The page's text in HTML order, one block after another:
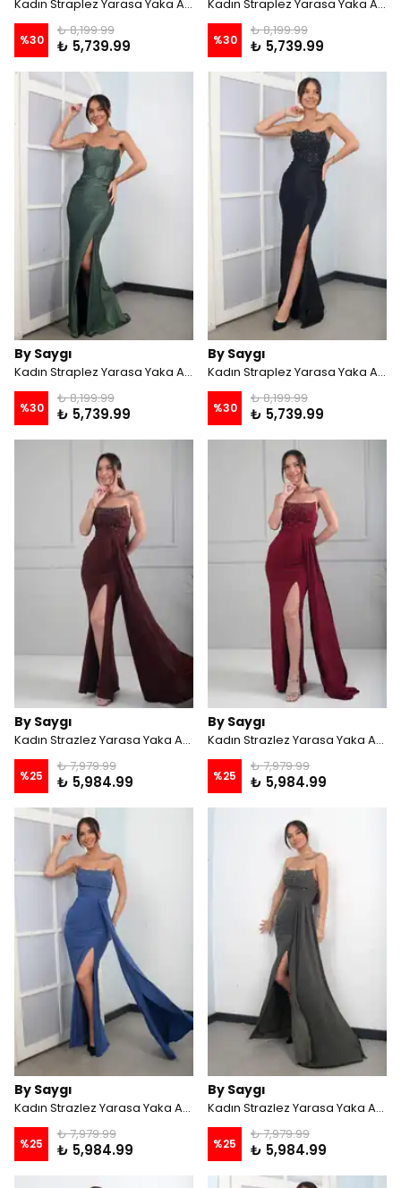
Kadın Straplez Yarasa Yaka Astarlı Üstü Taş İşlemeli Önü Drapeli Likralı Uzun Saten Elbise - İNDİGO
%30
₺ 8,199.99
₺ 5,739.99
Kadın Straplez Yarasa Yaka Astarlı Üstü Taş İşlemeli Önü Drapeli Likralı Uzun Saten Elbise - Saks
%30
₺ 8,199.99
₺ 5,739.99
By Saygı
Kadın Straplez Yarasa Yaka Astarlı Üstü Taş İşlemeli Önü Drapeli Likralı Uzun Saten Elbise - Haki
%30
₺ 8,199.99
₺ 5,739.99
By Saygı
Kadın Straplez Yarasa Yaka Astarlı Üstü Taş İşlemeli Önü Drapeli Likralı Uzun Saten Elbise - Siyah
%30
₺ 8,199.99
₺ 5,739.99
By Saygı
Kadın Strazlez Yarasa Yaka Astarlı Taş İşlemeli Önü Drapeli Mendilli Uzun Elbise - Kahve
%25
₺ 7,979.99
₺ 5,984.99
By Saygı
Kadın Strazlez Yarasa Yaka Astarlı Taş İşlemeli Önü Drapeli Mendilli Uzun Elbise - Bordo
%25
₺ 7,979.99
₺ 5,984.99
By Saygı
Kadın Strazlez Yarasa Yaka Astarlı Taş İşlemeli Önü Drapeli Mendilli Uzun Elbise - İNDİGO
%25
₺ 7,979.99
₺ 5,984.99
By Saygı
Kadın Strazlez Yarasa Yaka Astarlı Taş İşlemeli Önü Drapeli Mendilli Uzun Elbise - Haki
%25
₺ 7,979.99
₺ 5,984.99